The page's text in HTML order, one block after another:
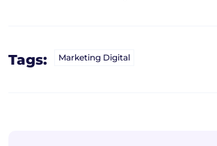
Tags: Marketing Digital